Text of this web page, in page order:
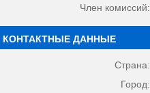
Член комиссий:
КОНТАКТНЫЕ ДАННЫЕ
Страна:
Город: